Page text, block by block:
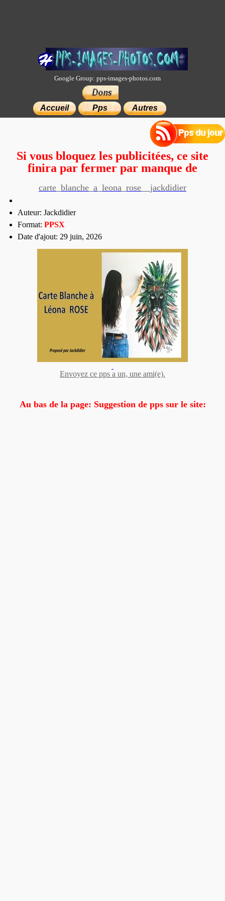
Accueil Pps Autres
Google Group: pps-images-photos.com
×
Si vous bloquez les publicitées, ce site
finira par fermer par manque de
carte_blanche_a_leona_rose__jackdidier
Auteur: Jackdidier
Format: PPSX
Date d'ajout: 29 juin, 2026
Envoyez ce pps a un, une ami(e).
Au bas de la page: Suggestion de pps sur le site: